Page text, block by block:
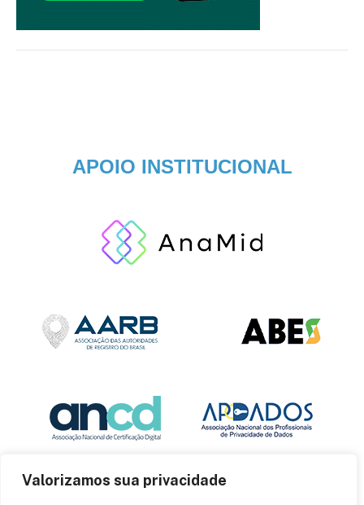
Valorizamos sua privacidade
APOIO INSTITUCIONAL